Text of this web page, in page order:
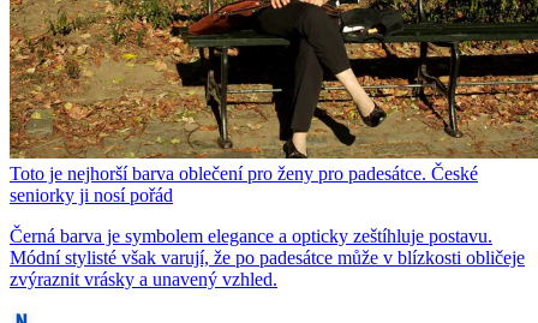
Toto je nejhorší barva oblečení pro ženy pro padesátce. České
seniorky ji nosí pořád
Černá barva je symbolem elegance a opticky zeštíhluje postavu.
Módní stylisté však varují, že po padesátce může v blízkosti obličeje
zvýraznit vrásky a unavený vzhled.